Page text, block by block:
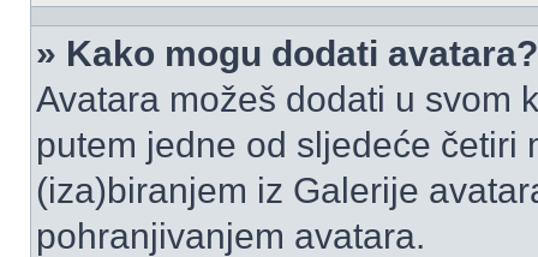
» Kako mogu dodati avatara?
Avatara možeš dodati u svom
putem jedne od sljedeće četiri
(iza)biranjem iz Galerije
pohranjivanjem avatara.